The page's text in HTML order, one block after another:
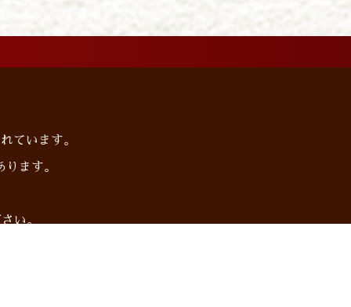
ています。
ます。
い。